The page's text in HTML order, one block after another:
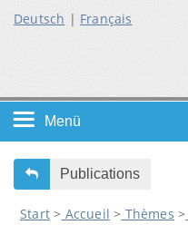
Deutsch | Français
Menü
Startseite
Themen
Publications
Start > Accueil > Thèmes >